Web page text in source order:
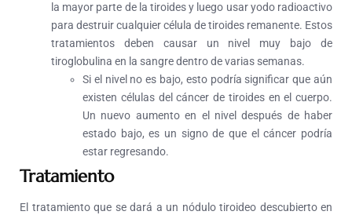
la mayor parte de la tiroides y luego usar yodo radioactivo
para destruir cualquier célula de tiroides remanente. Estos
tratamientos deben causar un nivel muy bajo de
tiroglobulina en la sangre dentro de varias semanas.
Si el nivel no es bajo, esto podría significar que aún
existen células del cáncer de tiroides en el cuerpo.
Un nuevo aumento en el nivel después de haber
estado bajo, es un signo de que el cáncer podría
estar regresando.
Tratamiento
El tratamiento que se dará a un nódulo tiroideo descubierto en